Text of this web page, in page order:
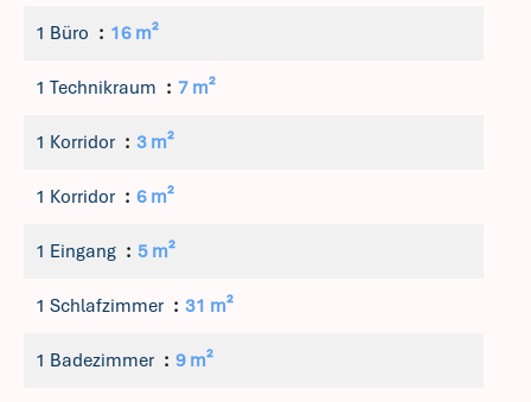
1 Büro 16 m²
1 Technikraum 7 m²
1 Korridor 3 m²
1 Korridor 6 m²
1 Eingang 5 m²
1 Schlafzimmer 31 m²
1 Badezimmer 9 m²